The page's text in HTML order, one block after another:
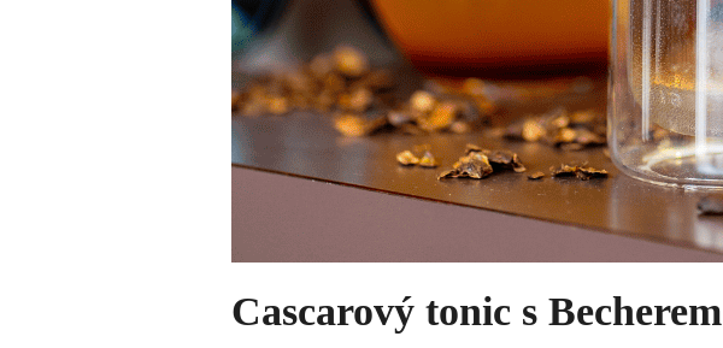
Cascarový tonic s Becherem